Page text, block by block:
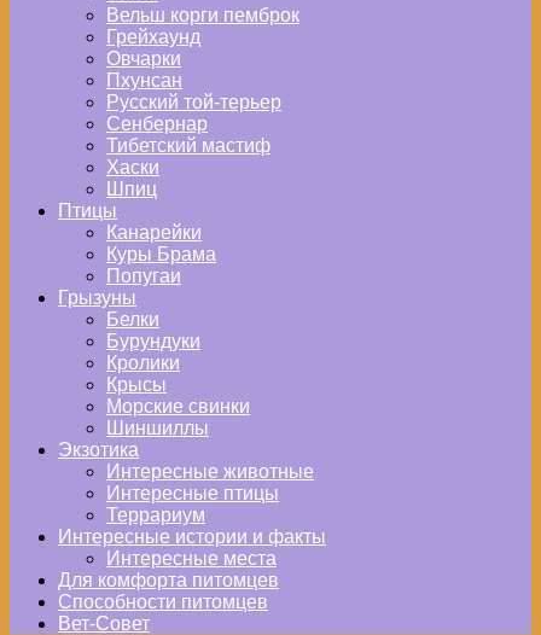
Вельш корги пемброк
Грейхаунд
Овчарки
Пхунсан
Русский той-терьер
Сенбернар
Тибетский мастиф
Хаски
Шпиц
Птицы
Канарейки
Куры Брама
Попугаи
Грызуны
Белки
Бурундуки
Кролики
Крысы
Морские свинки
Шиншиллы
Экзотика
Интересные животные
Интересные птицы
Террариум
Интересные истории и факты
Интересные места
Для комфорта питомцев
Способности питомцев
Вет-Совет